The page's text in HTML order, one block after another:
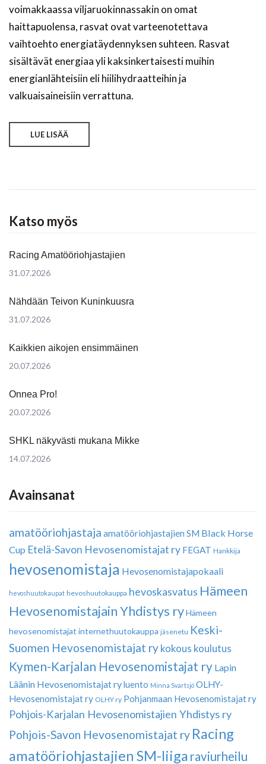
voimakkaassa viljaruokinnassakin on omat
haittapuolensa, rasvat ovat varteenotettava
vaihtoehto energiatäydennyksen suhteen. Rasvat
sisältävät energiaa yli kaksinkertaisesti muihin
energianlähteisiin eli hiilihydraatteihin ja
valkuaisaineisiin verrattuna.
LUE LISÄÄ
Katso myös
Racing Amatööriohjastajien
31.07.2026
Nähdään Teivon Kuninkuusra
31.07.2026
Kaikkien aikojen ensimmäinen
20.07.2026
Onnea Pro!
20.07.2026
SHKL näkyvästi mukana Mikke
14.07.2026
Avainsanat
amatööriohjastaja amatööriohjastajien SM Black Horse
Cup Etelä-Savon Hevosenomistajat ry FEGAT Hankkija
hevosenomistaja Hevosenomistajapokaali
hevoshuutokaupat hevoshuutokauppa hevoskasvatus Hämeen
Hevosenomistajain Yhdistys ryHämeen
hevosenomistajat internethuutokauppa jäsenetu Keski-
Suomen Hevosenomistajat ry kokous koulutus
Kymen-Karjalan Hevosenomistajat ry Lapin
Läänin Hevosenomistajat ryluento Minna Svartsjö OLHY-
Hevosenomistajat ry OLHY ry Pohjanmaan Hevosenomistajat ry
Pohjois-Karjalan Hevosenomistajien Yhdistys ry
Pohjois-Savon Hevosenomistajat ry Racing
amatööriohjastajien SM-liiga raviurheilu